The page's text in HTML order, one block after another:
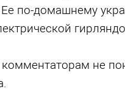
Ее по-домашнему
не